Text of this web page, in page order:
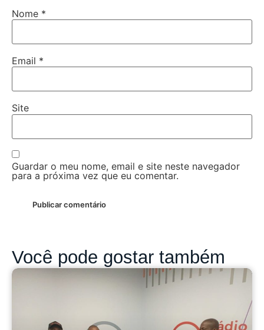
Nome *
Email *
Site
Guardar o meu nome, email e site neste navegador
para a próxima vez que eu comentar.
Você pode gostar também